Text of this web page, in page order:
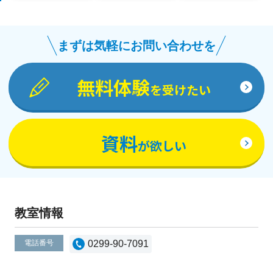
まずは気軽にお問い合わせを
無料体験を受けたい
資料が欲しい
教室情報
電話番号 0299-90-7091